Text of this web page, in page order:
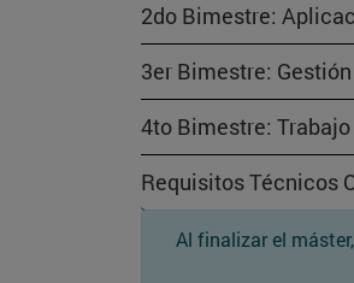
2do Bimestre:
3er Bimestre:
4to Bimestre: Trabajo
Requisitos Técnicos
Al finalizar el